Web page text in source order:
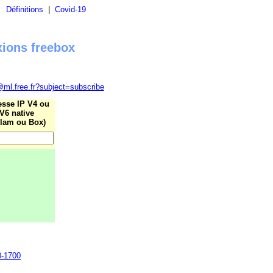
Définitions Covid-19
freebox
IP V4 ou
V6 native
ou Box)
1700